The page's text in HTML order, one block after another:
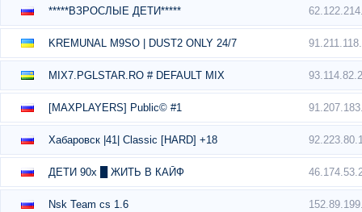
*****ВЗРОСЛЫЕ ДЕТИ*****
KREMUNAL M9SO | DUST2 ONLY 24/7
MIX7.PGLSTAR.RO # DEFAULT MIX
[MAXPLAYERS] Public© #1
Хабаровск |41| Classic [HARD] +18
ДЕТИ 90х █ ЖИТЬ В КАЙФ
Nsk Team cs 1.6